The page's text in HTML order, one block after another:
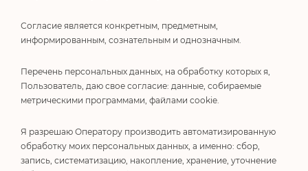
Согласие является конкретным, предметным,
информированным, сознательным и однозначным.
Перечень персональных данных, на обработку которых я,
Пользователь, даю свое согласие: данные, собираемые
метрическими программами, файлами cookie.
Я разрешаю Оператору производить автоматизированную
обработку моих персональных данных, а именно: сбор,
запись, систематизацию, накопление, хранение, уточнение